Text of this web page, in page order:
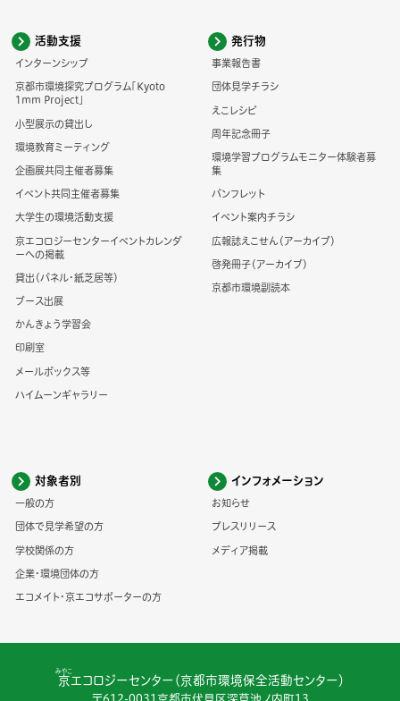
活動支援
インターンシップ
京都市環境探究プログラム「Kyoto
1mm Project」
小型展示の貸出し
環境教育ミーティング
企画展共同主催者募集
イベント共同主催者募集
大学生の環境活動支援
京エコロジーセンターイベントカレンダ
ーへの掲載
貸出（パネル・紙芝居等）
ブース出展
かんきょう学習会
印刷室
メールボックス等
ハイムーンギャラリー
発行物
事業報告書
団体見学チラシ
えこレシピ
周年記念冊子
環境学習プログラムモニター体験者募
集
パンフレット
イベント案内チラシ
広報誌えこせん（アーカイブ）
啓発冊子（アーカイブ）
京都市環境副読本
対象者別
一般の方
団体で見学希望の方
学校関係の方
企業・環境団体の方
エコメイト・京エコサポーターの方
インフォメーション
お知らせ
プレスリリース
メディア掲載
京
みやこ
エコロジーセンター（京都市環境保全活動センター）
〒612-0031京都市伏見区深草池ノ内町13